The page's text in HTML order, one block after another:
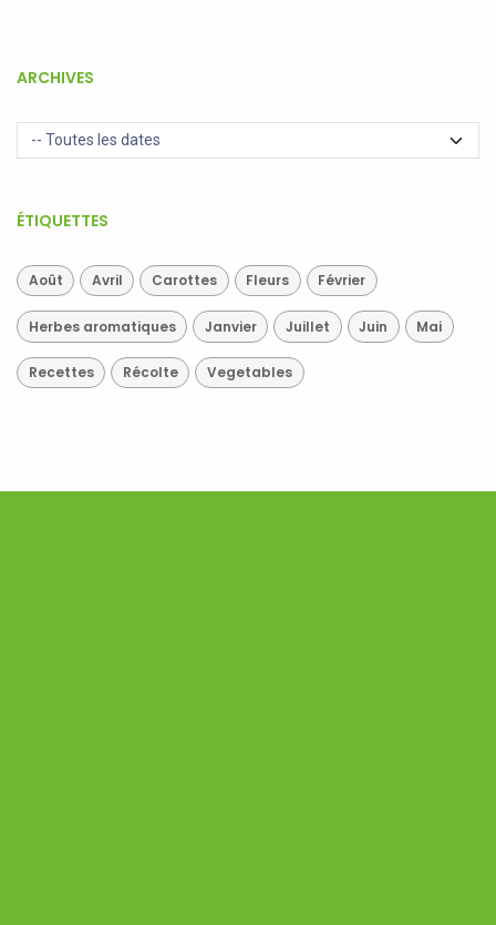
ARCHIVES
ÉTIQUETTES
Août Avril Carottes Fleurs Février
Herbes aromatiques Janvier Juillet Juin Mai
Recettes Récolte Vegetables